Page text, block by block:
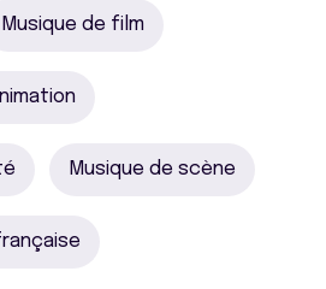
Musique de film
Musique de scène